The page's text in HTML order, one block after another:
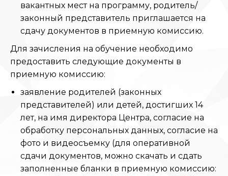
вакантных мест на программу, родитель/
законный представитель приглашается на
сдачу документов в приемную комиссию.
Для зачисления на обучение необходимо
предоставить следующие документы в
приемную комиссию:
заявление родителей (законных
представителей) или детей, достигших 14
лет, на имя директора Центра, согласие на
обработку персональных данных, согласие на
фото и видеосъемку (для оперативной
сдачи документов, можно скачать и сдать
заполненные бланки в приемную комиссию: